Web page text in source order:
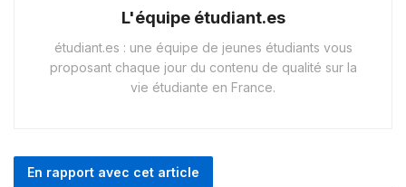
L'équipe étudiant.es
étudiant.es : une équipe de jeunes étudiants vous
proposant chaque jour du contenu de qualité sur la
vie étudiante en France.
En rapport avec cet article